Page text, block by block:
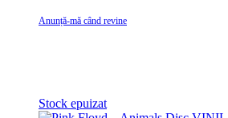
Anunță-mă când revine
Stock epuizat